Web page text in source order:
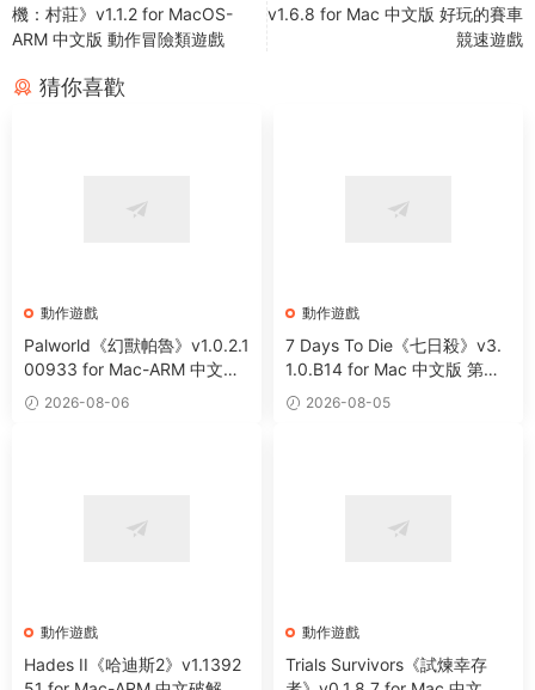
機：村莊》v1.1.2 for MacOS-
ARM 中文版 動作冒險類遊戲
v1.6.8 for Mac 中文版 好玩的賽車
競速遊戲
猜你喜歡
動作遊戲
Palworld《幻獸帕魯》v1.0.2.1
00933 for Mac-ARM 中文破
解版 開放世界生存制作遊戲
2026-08-06
動作遊戲
7 Days To Die《七日殺》v3.
1.0.B14 for Mac 中文版 第一
人稱末日射擊角色扮演遊戲
2026-08-05
動作遊戲
Hades II《哈迪斯2》v1.1392
動作遊戲
Trials Survivors《試煉幸存